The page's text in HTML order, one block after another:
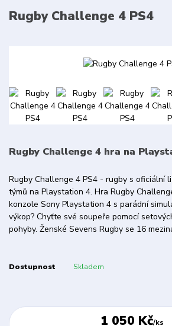
Rugby Challenge 4 PS4
Rugby Challenge 4 hra na
Rugby Challenge 4 PS4 - rugby s oficiální
týmů na Playstation 4. Hra Rugby
konzole Sony Playstation 4 s parádní
výkop? Chyťte své soupeře pomocí
pohyby. Ženské Sevens Rugby se 16
Dostupnost Skladem
1 050 Kč/ks